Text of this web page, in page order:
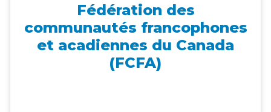
Fédération des
communautés francophones
et acadiennes du Canada
(FCFA)